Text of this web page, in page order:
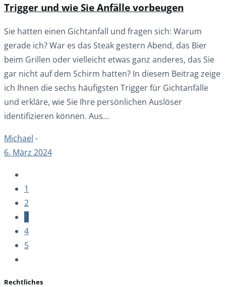
Trigger und wie Sie Anfälle vorbeugen
Sie hatten einen Gichtanfall und fragen sich: Warum
gerade ich? War es das Steak gestern Abend, das Bier
beim Grillen oder vielleicht etwas ganz anderes, das Sie
gar nicht auf dem Schirm hatten? In diesem Beitrag zeige
ich Ihnen die sechs häufigsten Trigger für Gichtanfälle
und erkläre, wie Sie Ihre persönlichen Auslöser
identifizieren können. Aus…
Michael -
6. März 2024
1
2
3
4
5
Rechtliches